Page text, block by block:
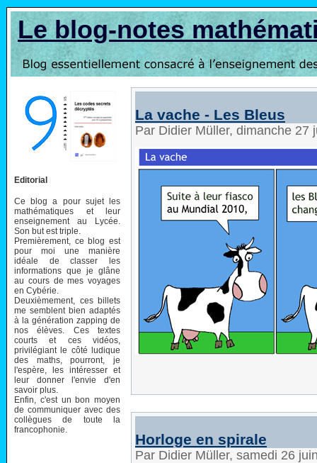
Le blog-notes
Editorial
Ce blog a pour sujet les
mathématiques et leur
enseignement au Lycée.
Son but est triple.
Premièrement, ce blog est
pour moi une manière
idéale de classer les
informations que je glâne
au cours de mes voyages
en Cybérie.
Deuxièmement, ces billets
me semblent bien adaptés
à la génération zapping de
nos élèves. Ces textes
courts et ces vidéos,
privilégiant le côté ludique
des maths, pourront, je
l'espère, les intéresser et
leur donner l'envie d'en
savoir plus.
Enfin, c'est un bon moyen
de communiquer avec des
collègues de toute la
francophonie.
La vache - Les Bleus
Par Didier Müller, dimanche 27
Horloge en spirale
Par Didier Müller, samedi 26